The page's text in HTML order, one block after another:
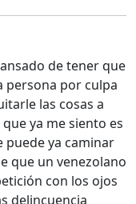
de tener que
persona por culpa
las cosas a
ya me siento es
puede ya caminar
que un venezolano
con los ojos
delincuencia